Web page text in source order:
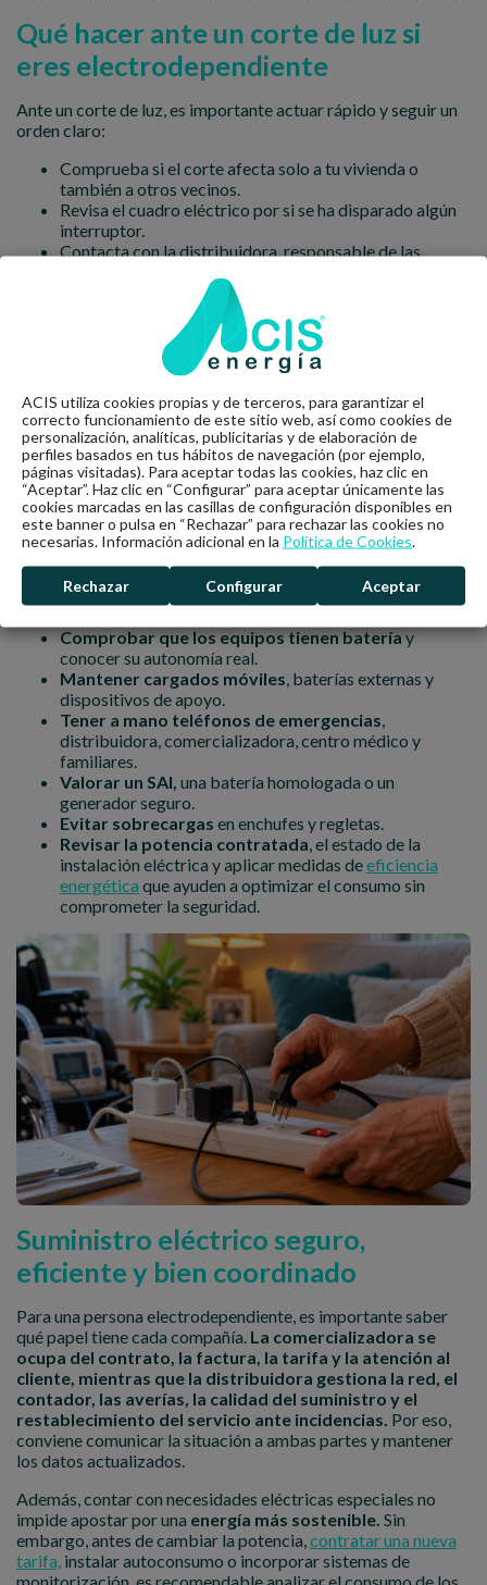
Qué hacer ante un corte de luz si
eres electrodependiente
Ante un corte de luz, es importante actuar rápido y seguir un
orden claro:
Comprueba si el corte afecta solo a tu vivienda o
también a otros vecinos.
Revisa el cuadro eléctrico por si se ha disparado algún
interruptor.
Contacta con la distribuidora, responsable de las
Indica que en el domicilio hay una persona
electrodependiente.
Comprueba la batería de los equipos médicos y cuánto
tiempo pueden funcionar.
Si hay riesgo para la salud, llama a emergencias o al
servicio sanitario indicado.
Avisa a familiares o vecinos de confianza para recibir
ayuda cercana.
Medidas de prevención y seguridad
en el hogar
luz. Para una persona electrodependiente, conviene revisar
algunos puntos básicos:
Comprobar que los equipos tienen bateríay
conocer su autonomía real.
Mantener cargados móviles , baterías externas y
dispositivos de apoyo.
Tener a mano teléfonos de emergencias
distribuidora, comercializadora, centro médico y
familiares.
Valorar un SAI, una batería homologada o un
generador seguro.
Evitar sobrecargas en enchufes y regletas.
Revisar la potencia contratada , el estado de la
instalación eléctrica y aplicar medidas deeficiencia
energética que ayuden a optimizar el consumo sin
comprometer la seguridad.
Suministro eléctrico seguro,
eficiente y bien coordinado
Para una persona electrodependiente, es importante saber
qué papel tiene cada compañía. La comercializadora se
ocupa del contrato, la factura, la tarifa y la atención al
cliente, mientras que la distribuidora gestiona la red, el
contador, las averías, la calidad del suministro y el
restablecimiento del servicio ante incidencias. Por eso,
conviene comunicar la situación a ambas partes y mantener
los datos actualizados.
Además, contar con necesidades eléctricas especiales no
impide apostar por una energía más sostenible. Sin
embargo, antes de cambiar la potencia,contratar una nueva
tarifa, instalar autoconsumo o incorporar sistemas de
ACIS utiliza cookies propias y de terceros, para garantizar el
correcto funcionamiento de este sitio web, así como cookies de
personalización, analíticas, publicitarias y de elaboración de
perfiles basados en tus hábitos de navegación (por ejemplo,
páginas visitadas). Para aceptar todas las cookies, haz clic en
“Aceptar”. Haz clic en “Configurar” para aceptar únicamente las
cookies marcadas en las casillas de configuración disponibles en
este banner o pulsa en “Rechazar” para rechazar las cookies no
necesarias. Información adicional en la Política de Cookies.
Rechazar Configurar Aceptar